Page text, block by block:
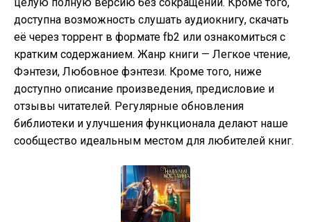
доступна возможность слушать аудиокнигу, скачать
её через торрент в формате fb2 или ознакомиться с
кратким содержанием. Жанр книги — Легкое чтение,
Фэнтези, Любовное фэнтези. Кроме того, ниже
доступно описание произведения, предисловие и
отзывы читателей. Регулярные обновления
библиотеки и улучшения функционала делают наше
сообщество идеальным местом для любителей книг.